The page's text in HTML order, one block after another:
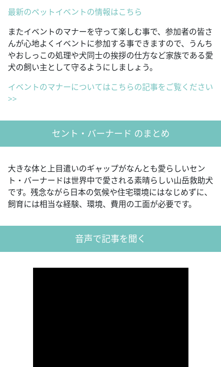
最新のペットイベントの情報はこちら
またイベントのマナーを守って楽しむ事で、参加者の皆さ
んが心地よくイベントに参加する事できますので、うんち
やおしっこの処理や犬同士の挨拶の仕方など家族である愛
犬の飼い主として守るようにしましょう。
イベントのマナーについてはこちらの記事をご覧ください
>>
セント・バーナード のまとめ
大きな体と上目遣いのギャップがなんとも愛らしいセン
ト・バーナードは世界中で愛される素晴らしい山岳救助犬
です。残念ながら日本の気候や住宅環境にはなじめずに、
飼育には相当な経験、環境、費用の工面が必要です。
音声で記事を聞く